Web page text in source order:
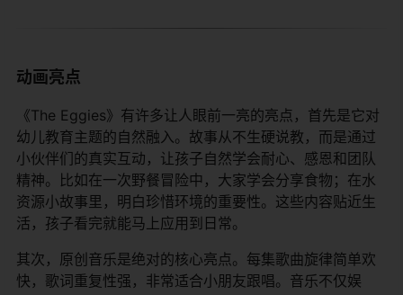
动画亮点
《The Eggies》有许多让人眼前一亮的亮点，首先是它对
幼儿教育主题的自然融入。故事从不生硬说教，而是通过
小伙伴们的真实互动，让孩子自然学会耐心、感恩和团队
精神。比如在一次野餐冒险中，大家学会分享食物；在水
资源小故事里，明白珍惜环境的重要性。这些内容贴近生
活，孩子看完就能马上应用到日常。
其次，原创音乐是绝对的核心亮点。每集歌曲旋律简单欢
快，歌词重复性强，非常适合小朋友跟唱。音乐不仅娱